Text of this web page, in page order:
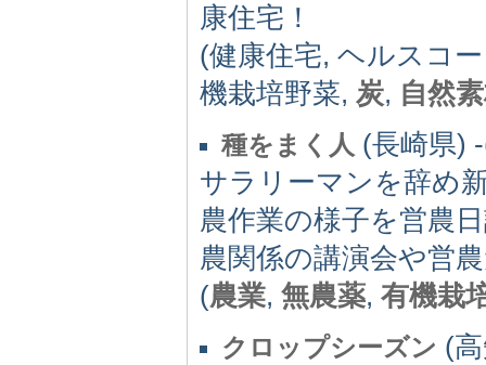
康住宅！
(健康住宅, ヘルスコ
機栽培野菜, 炭, 自然
種をまく人 (長崎県)
サラリーマンを辞め
農作業の様子を営農
農関係の講演会や営
(農業, 無農薬, 有機栽
クロップシーズン (